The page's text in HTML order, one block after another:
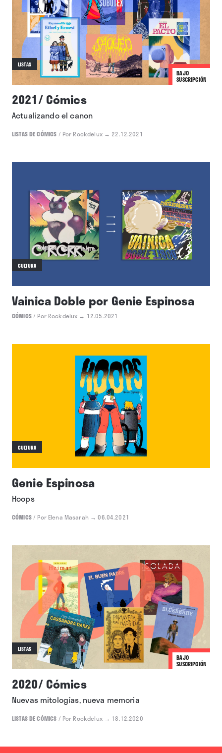
BAJO
SUSCRIPCIÓN
LISTAS
2021/ Cómics
Actualizando el canon
LISTAS DE CÓMICS / Por Rockdelux → 22.12.2021
CULTURA
Vainica Doble por Genie Espinosa
CÓMICS/ Por Rockdelux → 12.05.2021
CULTURA
Genie Espinosa
Hoops
CÓMICS/ Por Elena Masarah → 06.04.2021
BAJO
SUSCRIPCIÓN
LISTAS
2020/ Cómics
Nuevas mitologías, nueva memoria
LISTAS DE CÓMICS / Por Rockdelux → 18.12.2020